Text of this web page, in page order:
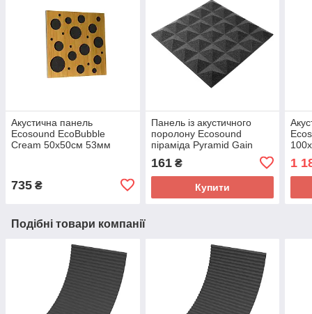
Акустична панель
Ecosound EcoBubble
Cream 50х50см 53мм
735 ₴
Панель із акустичного
поролону Ecosound
піраміда Pyramid Gain
Black 30 45х45 см Чорний
графіт
161₴
Купити
1
Подібні товари компанії